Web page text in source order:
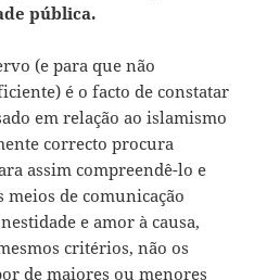
pública.
(e para que não
é o facto de constatar
em relação ao islamismo
correcto procura
assim compreendê-lo e
meios de comunicação
e amor à causa,
critérios, não os
de maiores ou menores